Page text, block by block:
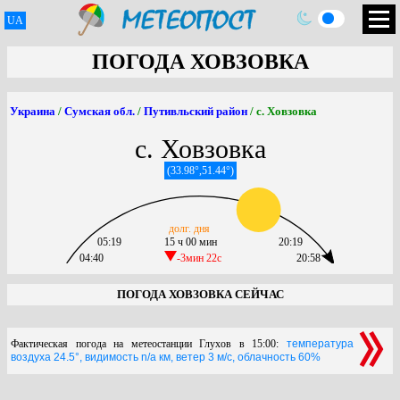
UA
ПОГОДА ХОВЗОВКА
Украина / Сумская обл. / Путивльский район / с. Ховзовка
с. Ховзовка
(33.98°,51.44°)
04:40
05:19
15 ч 00 мин
-3мин 22c
долг. дня
20:58
20:19
ПОГОДА ХОВЗОВКА СЕЙЧАС
Фактическая погода на метеостанции Глухов в 15:00: температура
воздуха 24.5°, видимость n/a км, ветер 3 м/с, облачность 60%